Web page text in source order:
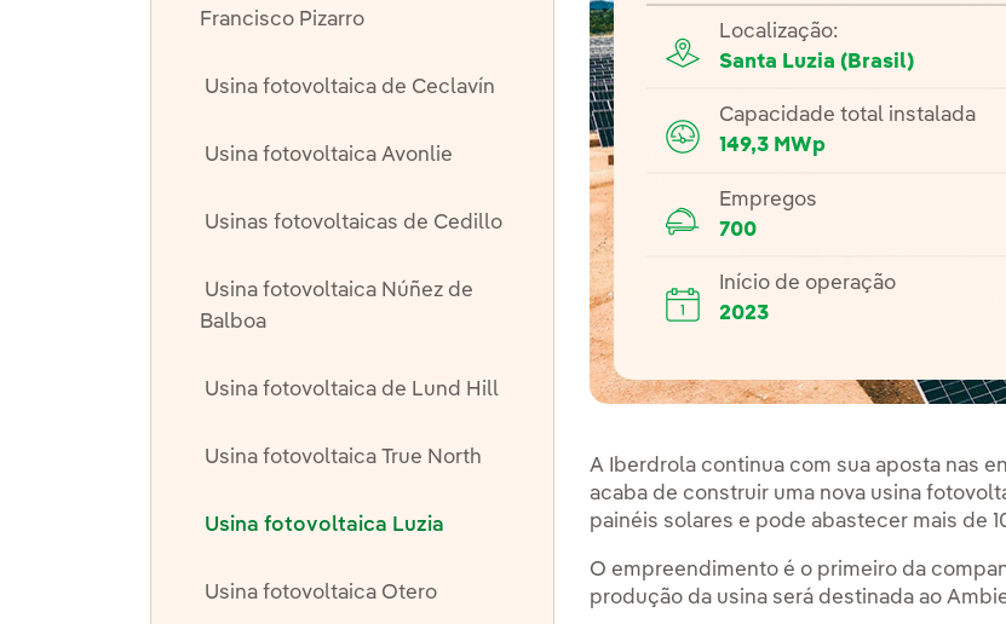
Francisco Pizarro
Usina fotovoltaica de Ceclavín
Usina fotovoltaica Avonlie
Usinas fotovoltaicas de Cedillo
Usina fotovoltaica Núñez de
Balboa
Usina fotovoltaica de Lund Hill
Usina fotovoltaica True North
Usina fotovoltaica Luzia
Usina fotovoltaica Otero
Localização:
Santa Luzia (Brasil)
Capacidade total instalada
149,3 MWp
Empregos
700
Início de operação
2023
A Iberdrola continua com sua aposta nas
acaba de construir uma nova usina
painéis solares e pode abastecer mais de
O empreendimento é o primeiro da
produção da usina será destinada ao